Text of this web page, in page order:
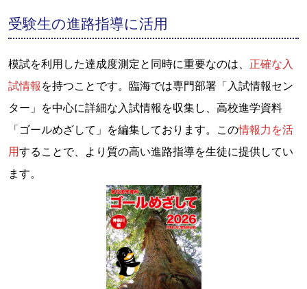
受験生の進路指導に活用
模試を利用した達成度測定と同時に重要なのは、 正確な入
試情報 を持つことです。臨海では専門部署「入試情報セン
ター」を中心に詳細な入試情報を収集し、高校進学資料
「ゴールめざして」を編集しております。この情報力を活
用することで、より質の高い進路指導を生徒に提供してい
ます。